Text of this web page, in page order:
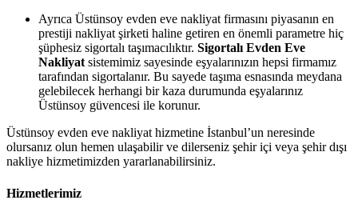
Ayrıca Üstünsoy evden eve nakliyat firmasını piyasanın en
prestiji nakliyat şirketi haline getiren en önemli parametre hiç
şüphesiz sigortalı taşımacılıktır. Sigortalı Evden Eve
Nakliyat sistemimiz sayesinde eşyalarınızın hepsi firmamız
tarafından sigortalanır. Bu sayede taşıma esnasında meydana
gelebilecek herhangi bir kaza durumunda eşyalarınız
Üstünsoy güvencesi ile korunur.
Üstünsoy evden eve nakliyat hizmetine İstanbul’un neresinde
olursanız olun hemen ulaşabilir ve dilerseniz şehir içi veya şehir dışı
nakliye hizmetimizden yararlanabilirsiniz.
Hizmetlerimiz